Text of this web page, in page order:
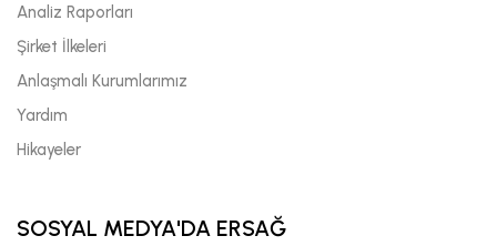
Analiz Raporları
Şirket İlkeleri
Anlaşmalı Kurumlarımız
Yardım
Hikayeler
SOSYAL MEDYA'DA ERSAĞ